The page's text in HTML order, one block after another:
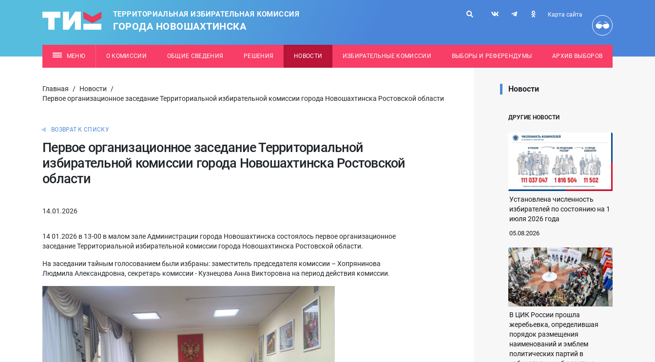
ТЕРРИТОРИАЛЬНАЯ ИЗБИРАТЕЛЬНАЯ КОМИССИЯ
ГОРОДА НОВОШАХТИНСКА
Карта сайта
МЕНЮ О КОМИССИИ ОБЩИЕ СВЕДЕНИЯ РЕШЕНИЯ НОВОСТИ ИЗБИРАТЕЛЬНЫЕ КОМИССИИ ВЫБОРЫ И РЕФЕРЕНДУМЫ АРХИВ ВЫБОРОВ
Главная / Новости
/
Первое организационное заседание Территориальной избирательной комиссии города Новошахтинска Ростовской области
ВОЗВРАТ К СПИСКУ
Первое организационное заседание Территориальной
избирательной комиссии города Новошахтинска Ростовской
области
14.01.2026
14 01.2026 в 13-00 в малом зале Администрации города Новошахтинска состоялось первое организационное
заседание Территориальной избирательной комиссии города Новошахтинска Ростовской области.
На заседании тайным голосованием были избраны: заместитель председателя комиссии – Хопрянинова
Людмила Александровна, секретарь комиссии - Кузнецова Анна Викторовна на период действия комиссии.
Новости
ДРУГИЕ НОВОСТИ
Установлена численность
избирателей по состоянию на 1
июля 2026 года
05.08.2026
В ЦИК России прошла
жеребьевка, определившая
порядок размещения
наименований и эмблем
политических партий в